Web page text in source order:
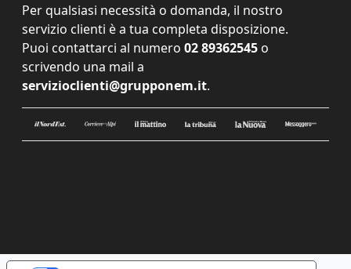
Per qualsiasi necessità o domanda, il nostro
servizio clienti è a tua completa disposizione.
Puoi contattarci al numero 02 89362545 o
scrivendo una mail a
servizioclienti@grupponem.it.